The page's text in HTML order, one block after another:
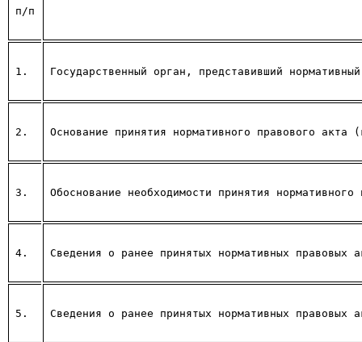
п/п
1. Государственный орган, представивший
2. Основание принятия нормативного правового акта
3. Обоснование необходимости принятия
4. Сведения о ранее принятых нормативных правовых
5. Сведения о ранее принятых нормативных правовых